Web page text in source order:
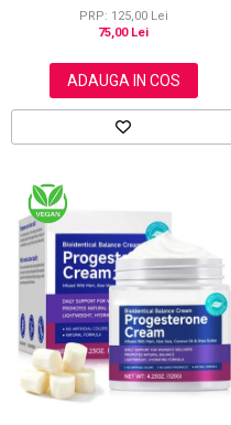
PRP: 125,00 Lei
75,00 Lei
ADAUGA IN COS